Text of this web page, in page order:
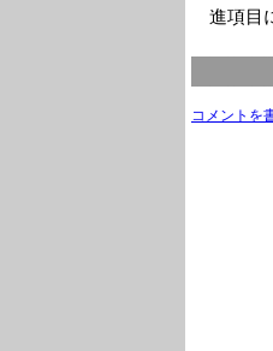
進項目
コメントを